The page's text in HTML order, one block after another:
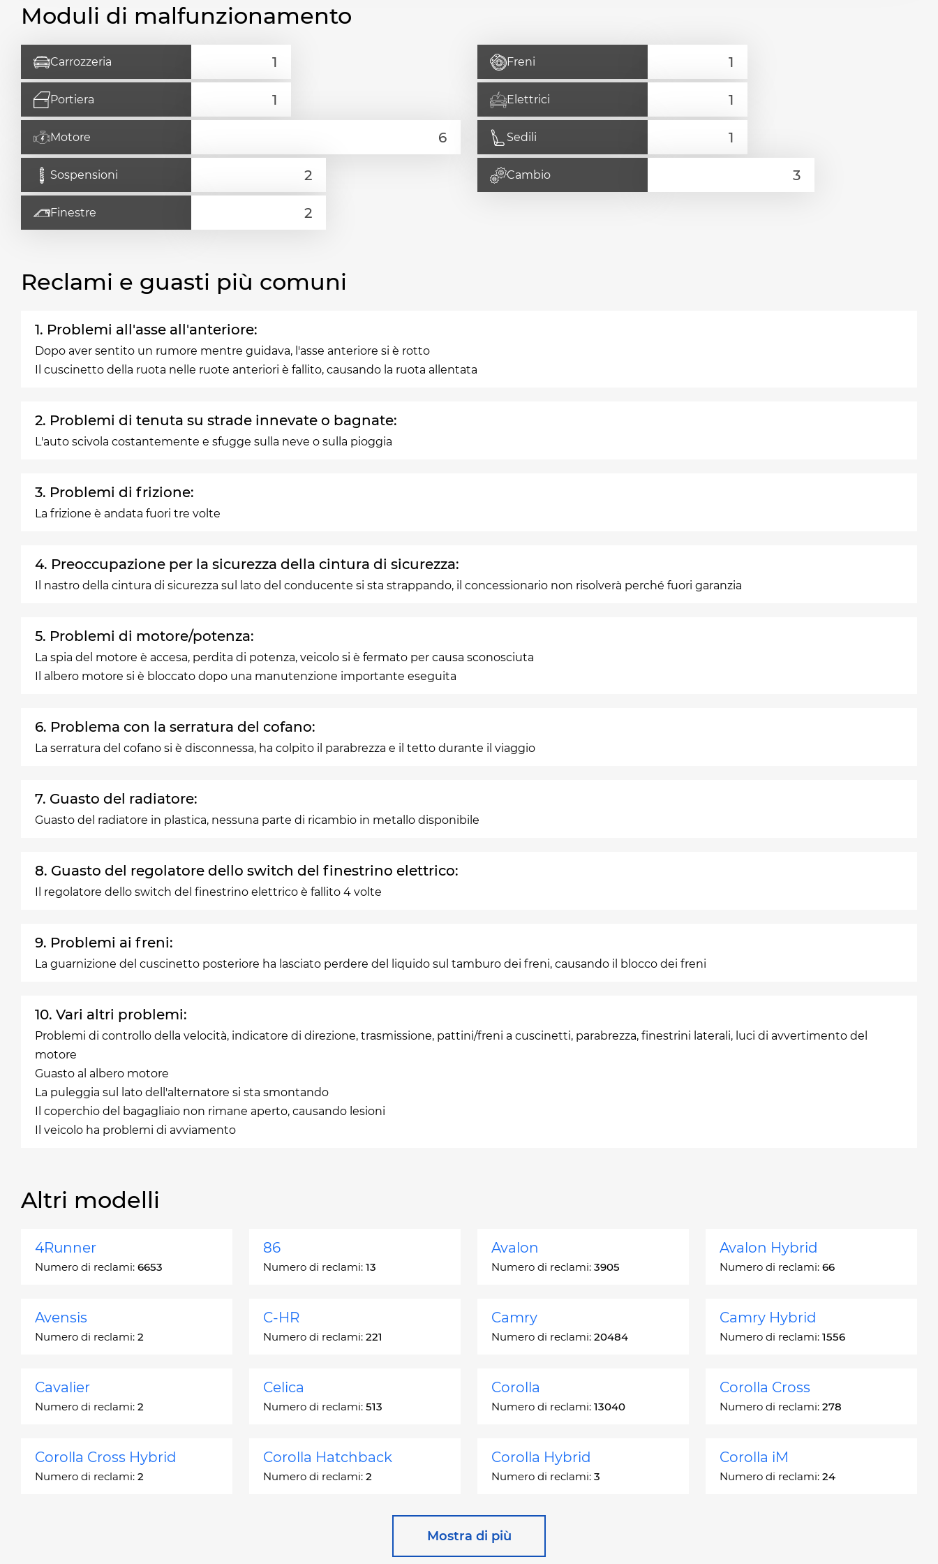
Moduli di malfunzionamento
Carrozzeria Freni
Portiera Elettrici
Motore Sedili
Sospensioni Cambio
Finestre
Reclami e guasti più comuni
1. Problemi all'asse all'anteriore:
Dopo aver sentito un rumore mentre guidava, l'asse anteriore si è rotto
Il cuscinetto della ruota nelle ruote anteriori è fallito, causando la ruota allentata
2. Problemi di tenuta su strade innevate o bagnate:
L'auto scivola costantemente e sfugge sulla neve o sulla pioggia
3. Problemi di frizione:
La frizione è andata fuori tre volte
4. Preoccupazione per la sicurezza della cintura di sicurezza:
Il nastro della cintura di sicurezza sul lato del conducente si sta strappando, il concessionario non risolverà perché fuori garanzia
5. Problemi di motore/potenza:
La spia del motore è accesa, perdita di potenza, veicolo si è fermato per causa sconosciuta
Il albero motore si è bloccato dopo una manutenzione importante eseguita
6. Problema con la serratura del cofano:
La serratura del cofano si è disconnessa, ha colpito il parabrezza e il tetto durante il viaggio
7. Guasto del radiatore:
Guasto del radiatore in plastica, nessuna parte di ricambio in metallo disponibile
8. Guasto del regolatore dello switch del finestrino elettrico:
Il regolatore dello switch del finestrino elettrico è fallito 4 volte
9. Problemi ai freni:
La guarnizione del cuscinetto posteriore ha lasciato perdere del liquido sul tamburo dei freni, causando il blocco dei freni
10. Vari altri problemi:
Problemi di controllo della velocità, indicatore di direzione, trasmissione, pattini/freni a cuscinetti, parabrezza, finestrini laterali, luci di avvertimento del
motore
Guasto al albero motore
La puleggia sul lato dell'alternatore si sta smontando
Il coperchio del bagagliaio non rimane aperto, causando lesioni
Il veicolo ha problemi di avviamento
Altri modelli
4Runner
Numero di reclami: 6653
86
Numero di reclami: 13
Avalon
Numero di reclami: 3905
Avalon Hybrid
Numero di reclami: 66
Avensis
Numero di reclami: 2
C-HR
Numero di reclami: 221
Camry
Numero di reclami: 20484
Camry Hybrid
Numero di reclami: 1556
Cavalier
Numero di reclami: 2
Celica
Numero di reclami: 513
Corolla
Numero di reclami: 13040
Corolla Cross
Numero di reclami: 278
Corolla Cross Hybrid
Numero di reclami: 2
Corolla Hatchback
Numero di reclami: 2
Corolla Hybrid
Numero di reclami: 3
Corolla iM
Numero di reclami: 24
Cressida
Numero di reclami:
Mostra di più